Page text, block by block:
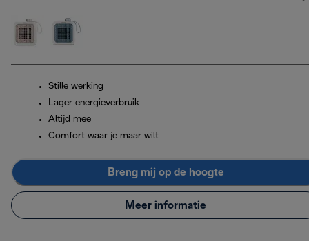
Stille werking
Lager energieverbruik
Altijd mee
Comfort waar je maar wilt
Breng mij op de hoogte
Meer informatie